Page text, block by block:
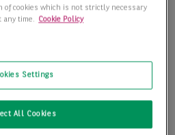
in Schwabing!
2
276,00 m
2
cookies which is not strictly necessary
any time. Cookie Policy
Settings
All Cookies